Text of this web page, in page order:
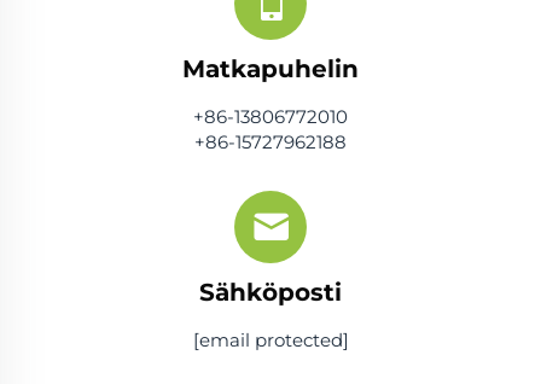
Matkapuhelin
+86-13806772010
+86-15727962188
Sähköposti
[email protected]